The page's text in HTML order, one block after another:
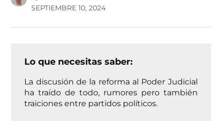
SEPTIEMBRE 10, 2024
Lo que necesitas saber:
La discusión de la reforma al Poder Judicial
ha traído de todo, rumores pero también
traiciones entre partidos políticos.